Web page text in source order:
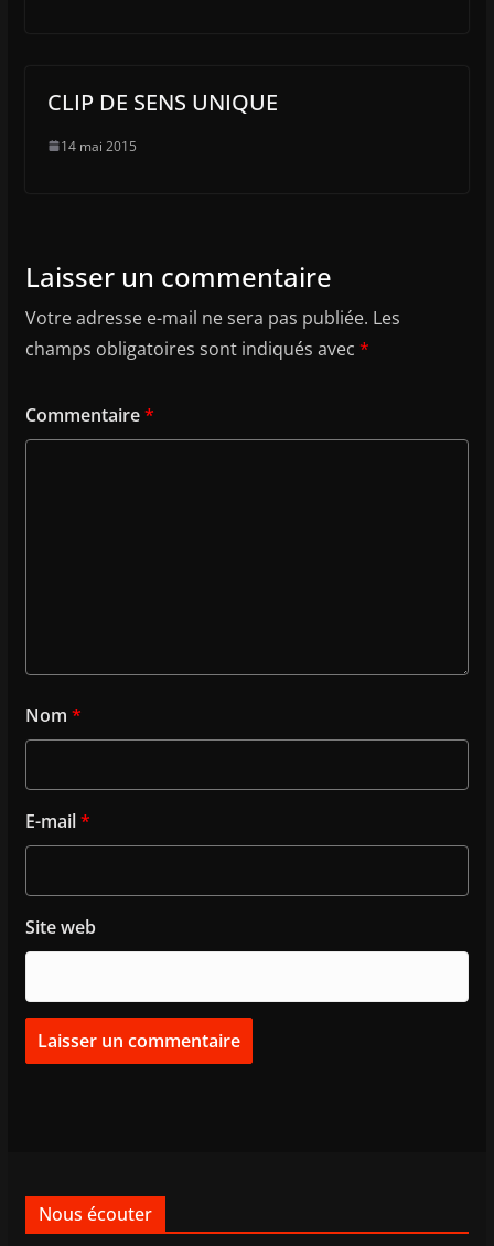
CLIP DE SENS UNIQUE
14 mai 2015
Laisser un commentaire
Votre adresse e-mail ne sera pas publiée. Les
champs obligatoires sont indiqués avec *
Commentaire*
Nom *
E-mail*
Site web
Nous écouter